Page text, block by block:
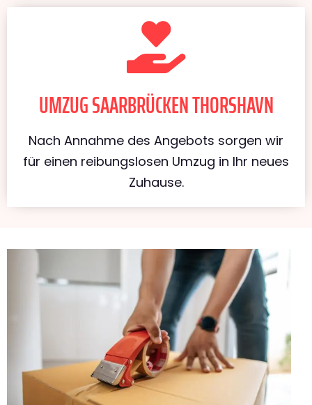
UMZUG SAARBRÜCKEN THORSHAVN
Nach Annahme des Angebots sorgen wir
für einen reibungslosen Umzug in Ihr neues
Zuhause.